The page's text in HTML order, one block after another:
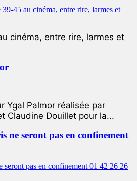
cinéma, entre rire, larmes et
Ygal Palmor réalisée par
Claudine Douillet pour la...
ne seront pas en confinement